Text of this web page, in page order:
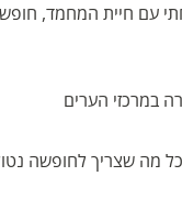
עם חיית המחמד,
במרכזי הערים
מה שצריך לחופשה